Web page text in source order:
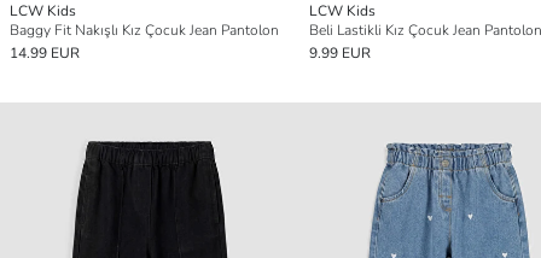
LCW Kids
Baggy Fit Nakışlı Kız Çocuk Jean Pantolon
14.99 EUR
LCW Kids
Beli Lastikli Kız Çocuk Jean Pantolon
9.99 EUR